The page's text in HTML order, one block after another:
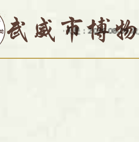
今天是：2026-08-09 农历 丙午